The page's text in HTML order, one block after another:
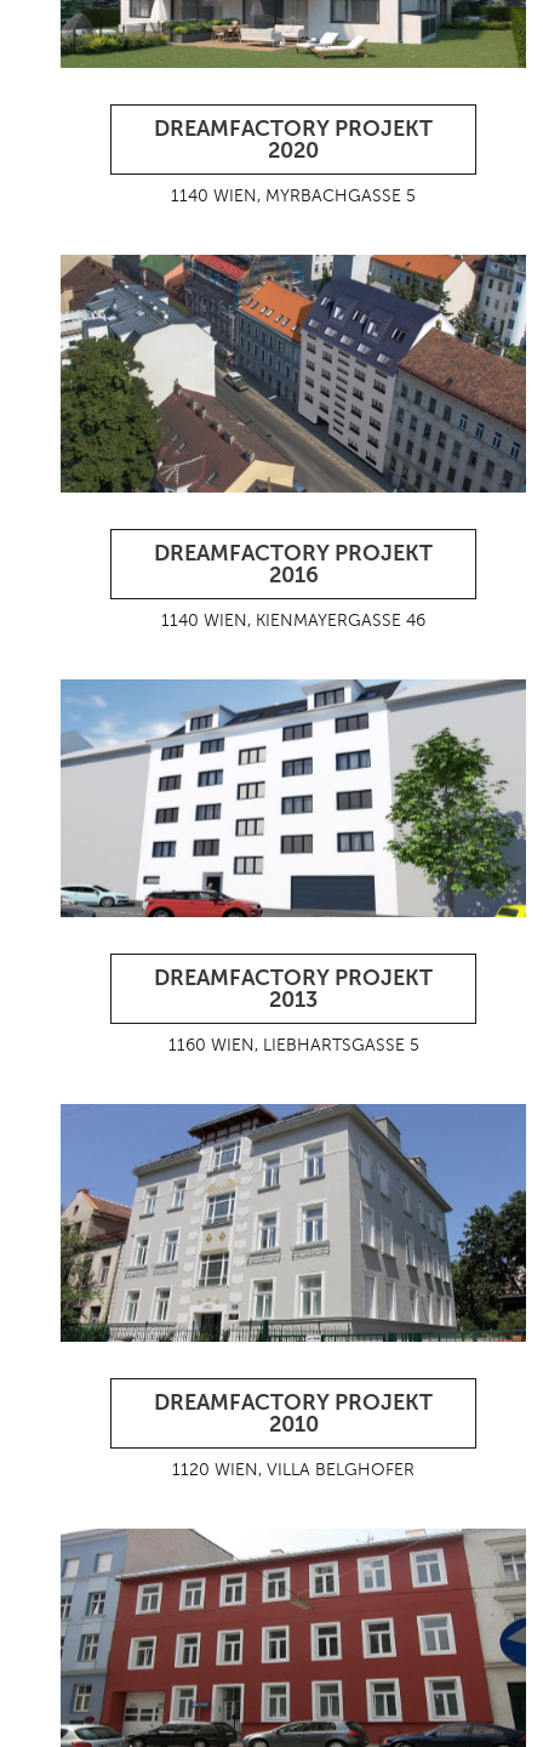
DREAMFACTORY PROJEKT
2020
1140 WIEN, MYRBACHGASSE 5
DREAMFACTORY PROJEKT
2016
1140 WIEN, KIENMAYERGASSE 46
DREAMFACTORY PROJEKT
2013
1160 WIEN, LIEBHARTSGASSE 5
DREAMFACTORY PROJEKT
2010
1120 WIEN, VILLA BELGHOFER